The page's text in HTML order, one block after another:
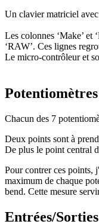
Un clavier matriciel
Les colonnes ‘Make’
‘RAW’. Ces lignes
Le micro-contrôleur et
Potentiomètres
Chacun des 7
Deux points sont à
De plus le point central
Pour contrer ces points,
maximum de chaque
bend. Cette mesure
Entrées/